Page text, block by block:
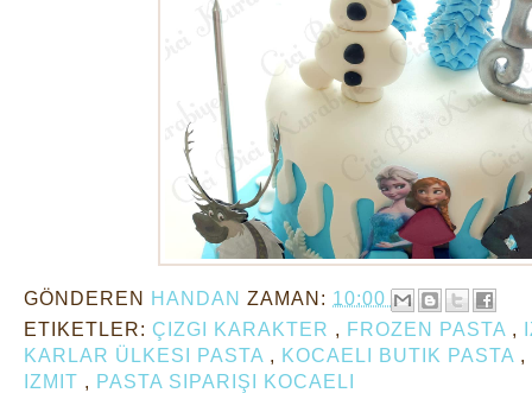
GÖNDEREN HANDAN ZAMAN: 10:00
ETIKETLER: ÇIZGI KARAKTER , FROZEN PASTA ,
KARLAR ÜLKESI PASTA , KOCAELI BUTIK PASTA ,
IZMIT , PASTA SIPARIŞI KOCAELI